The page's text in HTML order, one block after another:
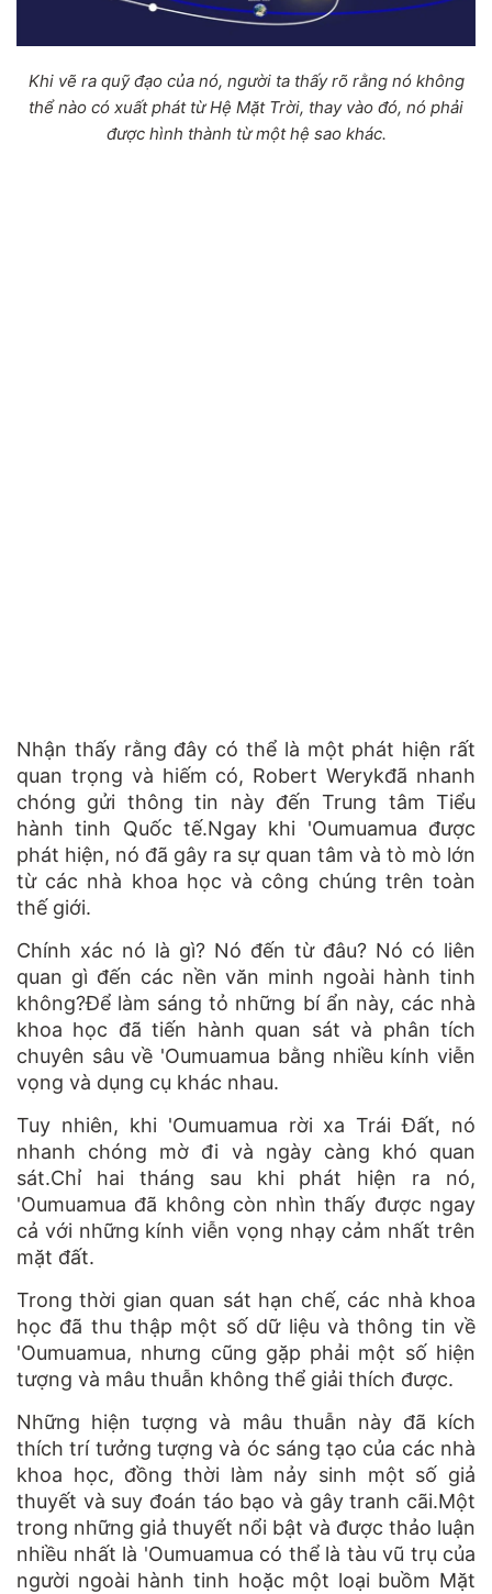
Khi vẽ ra quỹ đạo của nó, người ta thấy rõ rằng nó không
thể nào có xuất phát từ Hệ Mặt Trời, thay vào đó, nó phải
được hình thành từ một hệ sao khác.
Nhận thấy rằng đây có thể là một phát hiện rất
quan trọng và hiếm có, Robert Werykđã nhanh
chóng gửi thông tin này đến Trung tâm Tiểu
hành tinh Quốc tế.Ngay khi 'Oumuamua được
phát hiện, nó đã gây ra sự quan tâm và tò mò lớn
từ các nhà khoa học và công chúng trên toàn
thế giới.
Chính xác nó là gì? Nó đến từ đâu? Nó có liên
quan gì đến các nền văn minh ngoài hành tinh
không?Để làm sáng tỏ những bí ẩn này, các nhà
khoa học đã tiến hành quan sát và phân tích
chuyên sâu về 'Oumuamua bằng nhiều kính viễn
vọng và dụng cụ khác nhau.
Tuy nhiên, khi 'Oumuamua rời xa Trái Đất, nó
nhanh chóng mờ đi và ngày càng khó quan
sát.Chỉ hai tháng sau khi phát hiện ra nó,
'Oumuamua đã không còn nhìn thấy được ngay
cả với những kính viễn vọng nhạy cảm nhất trên
mặt đất.
Trong thời gian quan sát hạn chế, các nhà khoa
học đã thu thập một số dữ liệu và thông tin về
'Oumuamua, nhưng cũng gặp phải một số hiện
tượng và mâu thuẫn không thể giải thích được.
Những hiện tượng và mâu thuẫn này đã kích
thích trí tưởng tượng và óc sáng tạo của các nhà
khoa học, đồng thời làm nảy sinh một số giả
thuyết và suy đoán táo bạo và gây tranh cãi.Một
trong những giả thuyết nổi bật và được thảo luận
nhiều nhất là 'Oumuamua có thể là tàu vũ trụ của
người ngoài hành tinh hoặc một loại buồm Mặt